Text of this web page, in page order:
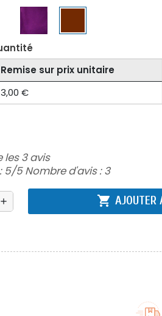
Remise sur prix unitaire
3,00 €
les 3 avis
5/5 Nombre d'avis :3
add shopping_cart AJOUTER